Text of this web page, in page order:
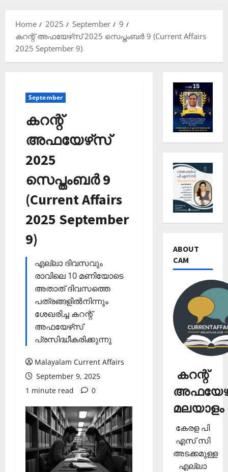
Home
2025 September
9
കറന്റ് അഫയേഴ്‌സ് 2025 സെപ്തംബര്‍ 9 (Current Affairs
2025 September 9)
September
കറന്റ്
അഫയേഴ്‌സ്
2025
സെപ്തംബര്‍ 9
(Current Affairs
2025 September
9)
എല്ലാ ദിവസവും
രാവിലെ 10 മണിയോടെ
അതാത് ദിവസത്തെ
പത്രങ്ങളില്‍നിന്നും
ശേഖരിച്ച കറന്റ്
അഫയേഴ്‌സ്
പ്രസിദ്ധീകരിക്കുന്നു
Malayalam Current Affairs
September 9, 2025
1 minute read
0
ABOUT
CAM
കറന്റ്
മലയാളം
കേരള പി
എസ് സി
അടക്കമുള്ള
എല്ലാ